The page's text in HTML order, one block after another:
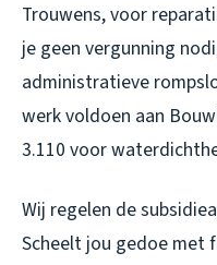
Trouwens, voor
je geen vergunning
administratieve
werk voldoen aan
3.110 voor
Wij regelen de
Scheelt jou gedoe met